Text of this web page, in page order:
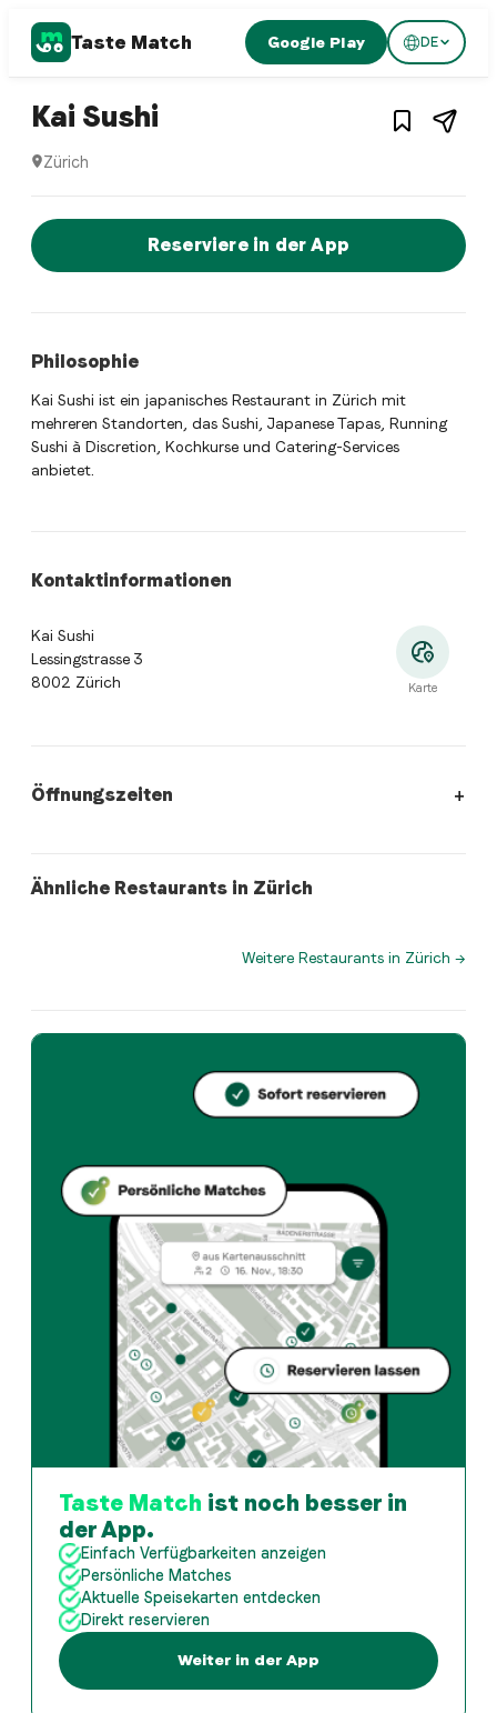
Taste Match Google Play DE
Sushi restaurant 1/ 2
Kai Sushi Zürich
Zürich
Jetzt sofort einen Tisch
Reserviere in der App
Philosophie
Kai Sushi ist ein japanisches Restaurant in Zürich mit
mehreren Standorten, das Sushi, Japanese Tapas, Running
Sushi à Discretion, Kochkurse und Catering-Services
anbietet.
Kontaktinformationen
Kai Sushi
Lessingstrasse 3
8002 Zürich
Karte
Öffnungszeiten
Ähnliche Restaurants in Zürich
sushi
Kai Sushi Schiffbau
indian
Wo befindet sich Kai Sushi?
Kai Sushi bietet zurich und Sushi restaurant an in
Reserviere direkt über die Taste Match App – in
Wann ist Kai Sushi geöffnet?
Die Taste Match App analysiert deinen
Weitere Restaurants in Zürich →
Taste Match ist noch besser in
der App.
Einfach Verfügbarkeiten anzeigen
Persönliche Matches
Aktuelle Speisekarten entdecken
Direkt reservieren
Weiter in der App